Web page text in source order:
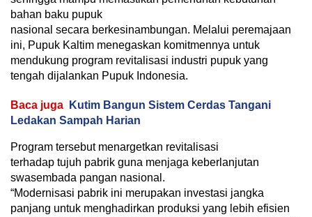
bahan baku pupuk
nasional secara berkesinambungan. Melalui peremajaan
ini, Pupuk Kaltim menegaskan komitmennya untuk
mendukung program revitalisasi industri pupuk yang
tengah dijalankan Pupuk Indonesia.
Baca juga
Kutim Bangun Sistem Cerdas Tangani
Ledakan Sampah Harian
Program tersebut menargetkan revitalisasi
terhadap tujuh pabrik guna menjaga keberlanjutan
swasembada pangan nasional.
“Modernisasi pabrik ini merupakan investasi jangka
panjang untuk menghadirkan produksi yang lebih efisien